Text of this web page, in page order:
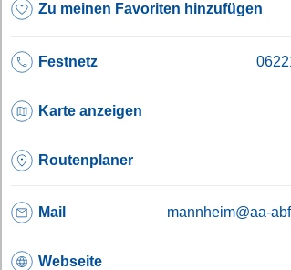
Zu meinen Favoriten hinzufügen
Festnetz
Karte anzeigen
Routenplaner
Mail mannheim@aa-
Webseite